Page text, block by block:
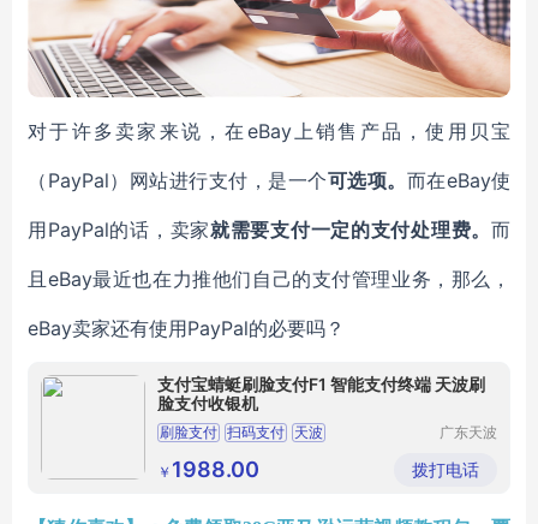
对于许多卖家来说，在 eBay上销售产品，使用贝宝
（PayPal）网站进行支付，是一个可选项。 而在eBay使
用PayPal的话，卖家就需要支付一定的支付处理费。 而
且 eBay最近也在力推他们自己的支付管理业务，那么，
eBay卖家还有使用PayPal的必要吗？
支付宝蜻蜓刷脸支付F1 智能支付终端 天波刷
脸支付收银机
刷脸支付 扫码支付 天波
小型商超收银机
广东天波
有限公司
￥ 1988.00 拨打电话